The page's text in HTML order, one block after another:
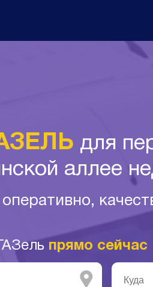
для
аллее
прямо сейчас